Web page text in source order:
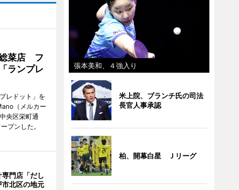
総菜店 フ
ランプレ
レドット」を
（メルカー
央区栄町通
プンした。
門店「だし
北区の地元
張本美和、４強入り
米上院、ブランチ氏の司法
長官人事承認
柏、開幕白星 Ｊリーグ